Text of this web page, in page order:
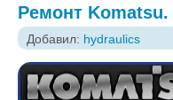
Ремонт Komatsu.
Добавил: hydraulics